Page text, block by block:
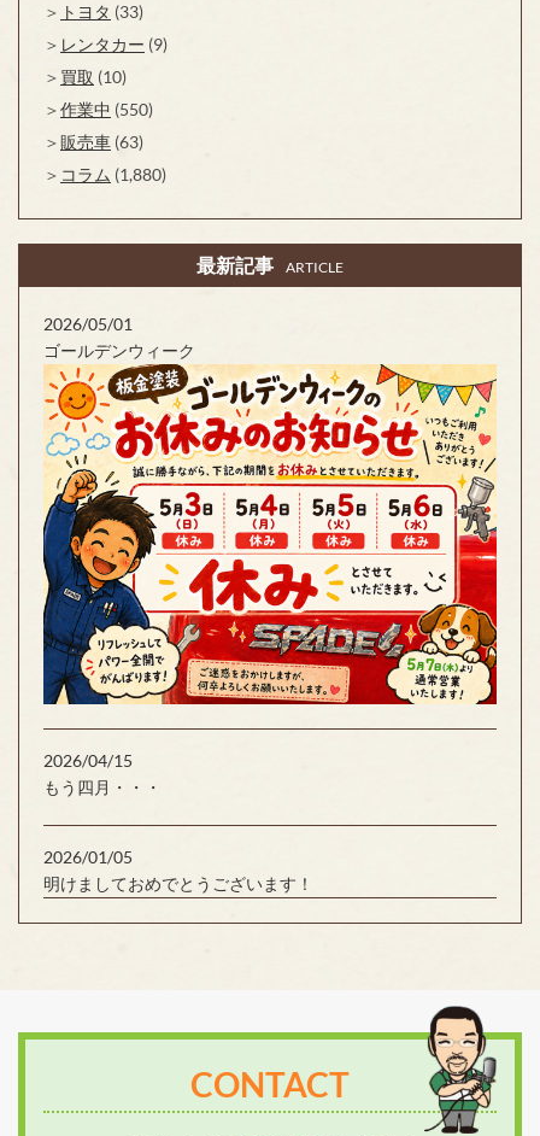
トヨタ (33)
レンタカー (9)
買取 (10)
作業中 (550)
販売車 (63)
コラム (1,880)
最新記事 ARTICLE
2026/05/01
ゴールデンウィーク
2026/04/15
もう四月・・・
2026/01/05
明けましておめでとうございます！
CONTACT